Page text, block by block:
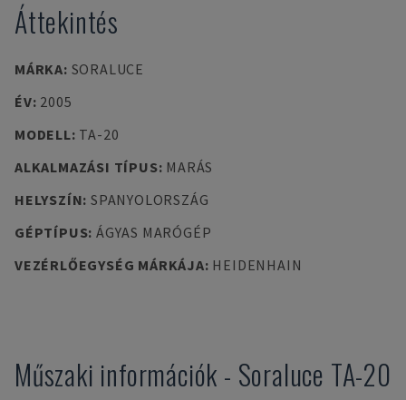
Áttekintés
MÁRKA: SORALUCE
ÉV: 2005
MODELL: TA-20
ALKALMAZÁSI TÍPUS: MARÁS
HELYSZÍN: SPANYOLORSZÁG
GÉPTÍPUS: ÁGYAS MARÓGÉP
VEZÉRLŐEGYSÉG MÁRKÁJA: HEIDENHAIN
Műszaki információk - Soraluce TA-20